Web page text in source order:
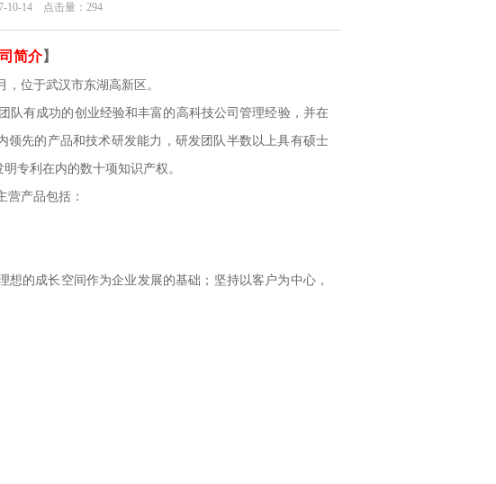
10-14 点击量： 294
简介】
，位于武汉市东湖高新区。
队有成功的创业经验和丰富的高科技公司管理经验，并在
先的产品和技术研发能力，研发团队半数以上具有硕士
专利在内的数十项知识产权。
营产品包括：
想的成长空间作为企业发展的基础；坚持以客户为中心，